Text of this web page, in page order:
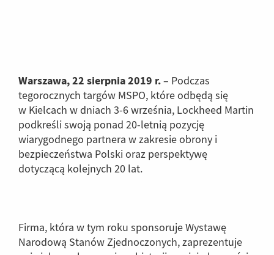
Warszawa, 22 sierpnia 2019 r.– Podczas
tegorocznych targów MSPO, które odbędą się
w Kielcach w dniach 3-6 września, Lockheed Martin
podkreśli swoją ponad 20-letnią pozycję
wiarygodnego partnera w zakresie obrony i
bezpieczeństwa Polski oraz perspektywę
dotyczącą kolejnych 20 lat.
Firma, która w tym roku sponsoruje Wystawę
Narodową Stanów Zjednoczonych, zaprezentuje